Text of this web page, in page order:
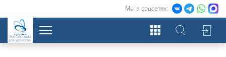
Мы в соцсетях:
Экосистема
для урологов